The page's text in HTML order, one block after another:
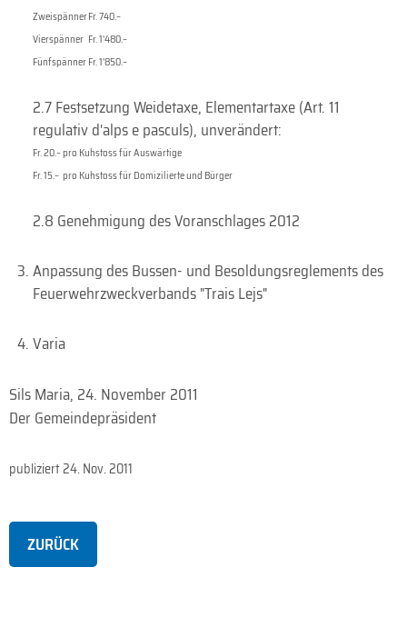
ZweispännerFr. 740.–
Vierspänner Fr. 1'480.–
FünfspännerFr. 1'850.–
2.7 Festsetzung Weidetaxe, Elementartaxe (Art. 11
regulativ d'alps e pasculs), unverändert:
Fr. 20.–pro Kuhstoss für Auswärtige
Fr. 15.– pro Kuhstoss für Domizilierte und Bürger
2.8 Genehmigung des Voranschlages 2012
Anpassung des Bussen- und Besoldungsreglements des
Feuerwehrzweckverbands "Trais Lejs"
Varia
Sils Maria, 24. November 2011
Der Gemeindepräsident
publiziert24. Nov. 2011
ZURÜCK